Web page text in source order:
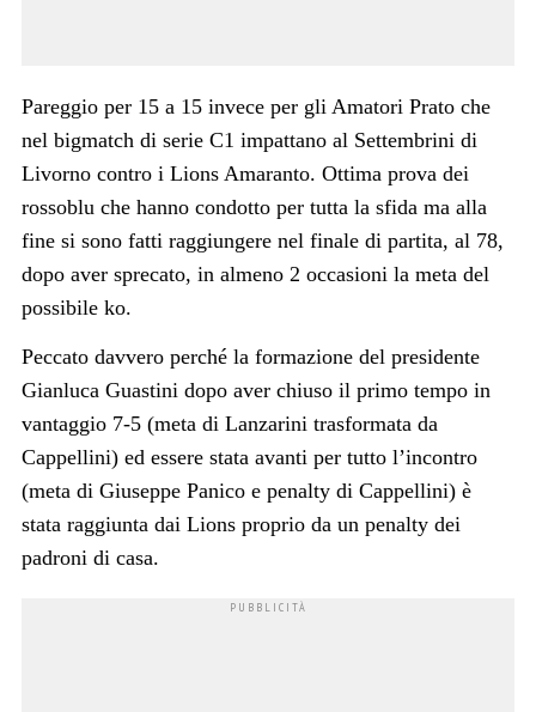
Pareggio per 15 a 15 invece per gli Amatori Prato che
nel bigmatch di serie C1 impattano al Settembrini di
Livorno contro i Lions Amaranto. Ottima prova dei
rossoblu che hanno condotto per tutta la sfida ma alla
fine si sono fatti raggiungere nel finale di partita, al 78,
dopo aver sprecato, in almeno 2 occasioni la meta del
possibile ko.
Peccato davvero perché la formazione del presidente
Gianluca Guastini dopo aver chiuso il primo tempo in
vantaggio 7-5 (meta di Lanzarini trasformata da
Cappellini) ed essere stata avanti per tutto l’incontro
(meta di Giuseppe Panico e penalty di Cappellini) è
stata raggiunta dai Lions proprio da un penalty dei
padroni di casa.